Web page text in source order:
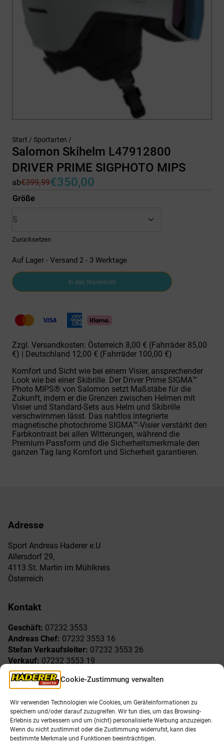
Cookie-Zustimmung verwalten
Wir verwenden Technologien wie Cookies, um Geräteinformationen zu
speichern und/oder darauf zuzugreifen. Wir tun dies, um das Browsing-
Erlebnis zu verbessern und um (nicht) personalisierte Werbung anzuzeigen.
Wenn du nicht zustimmst oder die Zustimmung widerrufst, kann dies
bestimmte Merkmale und Funktionen beeinträchtigen.
Start / Sportarten /
Salomon Skihelm L47912800
DRIVER PRIME SIGPHOTO MIPS
ab€399,99
Ursprünglicher
Preis
war:
€350,00
Aktueller
Preis
ist:
Größe
Zurücksetzen
Auf Lager - Versand 2 - 3 Werktage
Salomon
Skihelm
L47912800
SIGPHOTO
MIPS
In den Warenkorb
Zzgl. Versandkosten: Österreich 8,00 € (Fahrräder 85,00
€) | Deutschland 12,00 € (Fahrräder 100,00 €)
Komfort und Sicht wie bei einem Visier, ansprechender
Look wie bei einer Skibrille. Der Driver Prime SIGMA™
Photo MIPS® von Salomon setzt Maßstäbe für die
Zukunft, indem er die Grenzen zwischen Helmen mit
Visier und Standard-Sets aus Helm und Skibrille
verschwimmen lässt. Das nahtlos integrierte
magnetische photochrome SIGMA™-Visier verstärkt den
Farbkontrast bei allen Witterungen, während die
Premium-Passform und die Sicherheitsmerkmale den
ganzen Tag lang Komfort und Sicherheit garantieren.
Adresse
Sport Andreas Haderer e.U
Allersdorf 29,
4113 St. Martin im Mühlkreis
Österreich
Kontakt
Geschäft: 07232 3553
Andreas Chef: 07232 3553 16
Stefan Verkaufsleiter: 07232 3553 26
Verkauf: 07232 3553 19
Reklamationen:
Freude am Sport
AGB
Impressum
Datenschutzerklärung
Allgemeines
Öffnungszeiten
Unser Team